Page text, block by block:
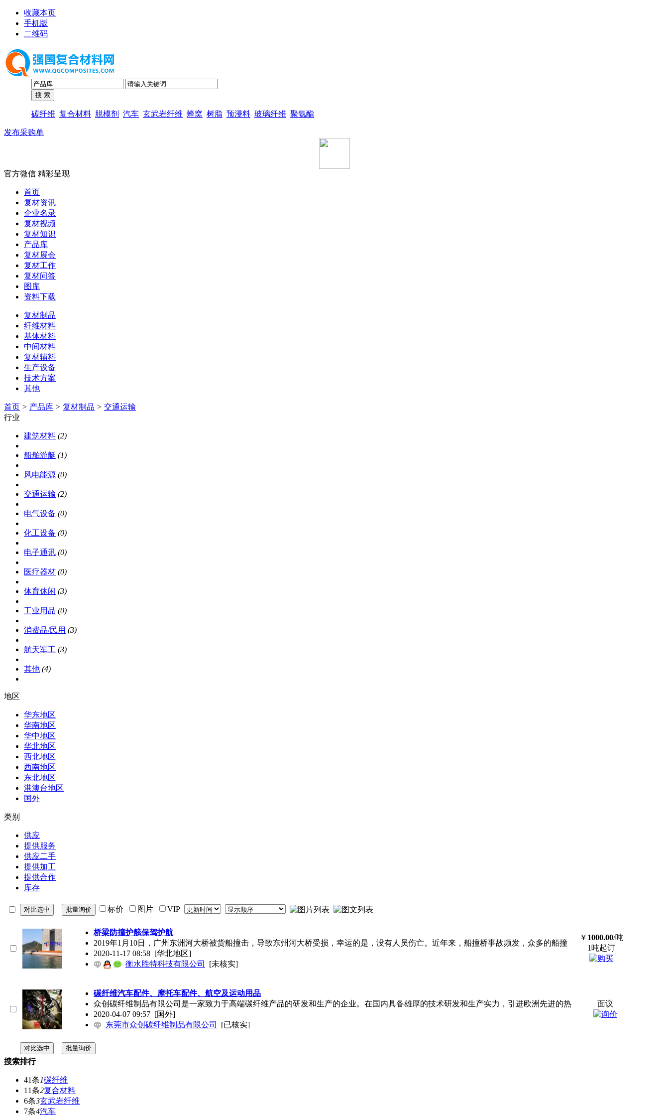
收藏本页
手机版
二维码
碳纤维 复合材料 脱模剂 汽车 玄武岩纤维 蜂窝 树脂 预浸料 玻璃纤维 聚氨酯
发布采购单
官方微信 精彩呈现
首页
复材资讯
企业名录
复材视频
复材知识
产品库
复材展会
复材工作
复材问答
图库
资料下载
复材制品
纤维材料
基体材料
中间材料
复材辅料
生产设备
技术方案
其他
首页 > 产品库 > 复材制品 > 交通运输
行业
建筑材料 (2)
船舶游艇 (1)
风电能源 (0)
交通运输 (2)
电气设备 (0)
化工设备 (0)
电子通讯 (0)
医疗器材 (0)
体育休闲 (3)
工业用品 (0)
消费品/民用 (3)
航天军工 (3)
其他 (4)
地区
华东地区
华南地区
华中地区
华北地区
西北地区
西南地区
东北地区
港澳台地区
国外
类别
供应
提供服务
供应二手
提供加工
提供合作
库存
标价 图片 VIP
桥梁防撞护舷保驾护航
2019年1月10日，广州东洲河大桥被货船撞击，导致东州河大桥受损，幸运的是，没有人员伤亡。近年来，船撞桥事故频发，众多的船撞
2020-11-17 08:58 [华北地区]
衡水胜特科技有限公司
[未核实]
￥ 1000.00/吨
1吨起订
碳纤维汽车配件、摩托车配件、航空及运动用品
众创碳纤维制品有限公司是一家致力于高端碳纤维产品的研发和生产的企业。在国内具备雄厚的技术研发和生产实力，引进欧洲先进的热
2020-04-07 09:57 [国外]
东莞市众创碳纤维制品有限公司
[已核实]
面议
搜索排行
41条1碳纤维
11条2复合材料
6条3玄武岩纤维
7条4汽车